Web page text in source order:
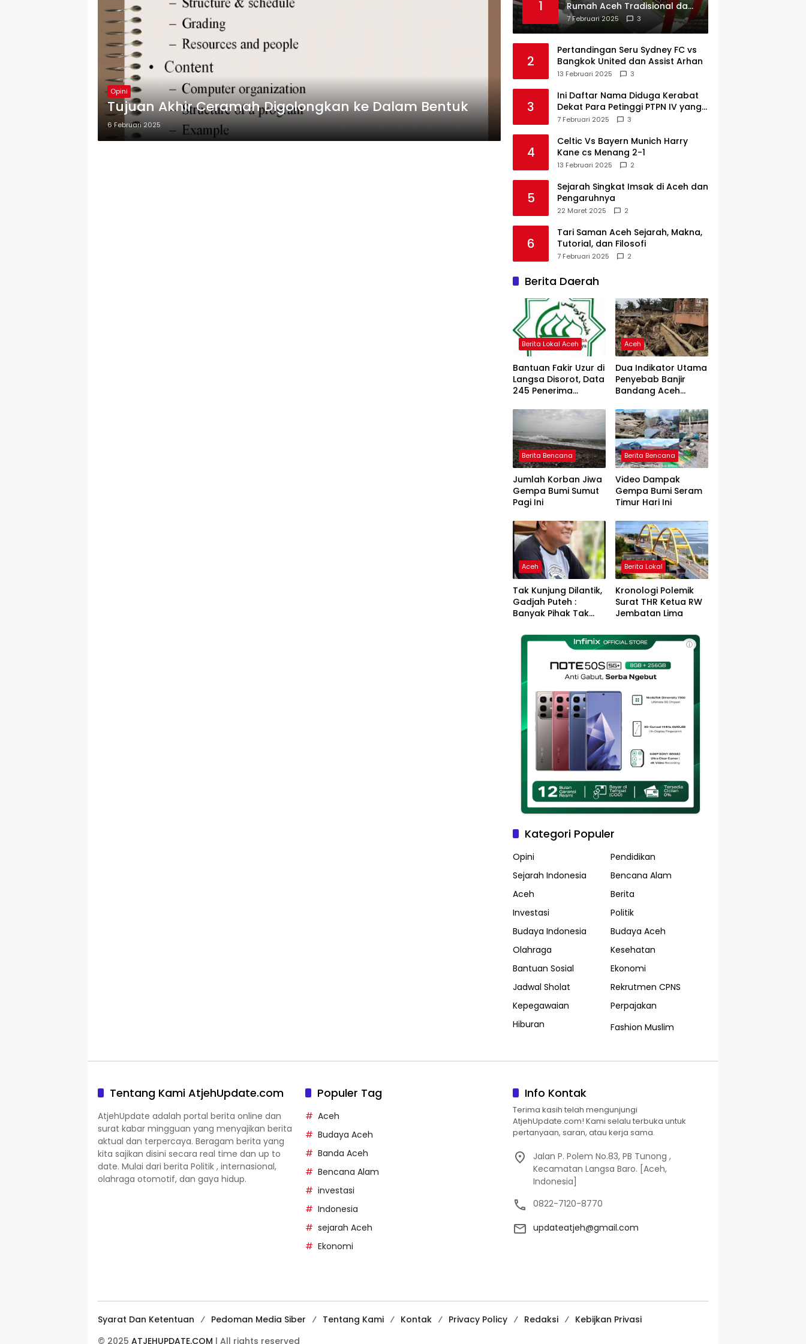
Opini
Tujuan Akhir Ceramah Digolongkan ke Dalam Bentuk
6 Februari 2025
1
Rumah Aceh Tradisional dan
Sejarah Perkembangannya
7 Februari 2025 3
2
Pertandingan Seru Sydney FC vs
Bangkok United dan Assist Arhan
13 Februari 2025 3
3
Ini Daftar Nama Diduga Kerabat
Dekat Para Petinggi PTPN IV yang
Lulus PKWT
7 Februari 2025 3
4
Celtic Vs Bayern Munich Harry
Kane cs Menang 2-1
13 Februari 2025 2
5
Sejarah Singkat Imsak di Aceh dan
Pengaruhnya
22 Maret 2025 2
6
Tari Saman Aceh Sejarah, Makna,
Tutorial, dan Filosofi
7 Februari 2025 2
Berita Daerah
Berita Lokal Aceh
Bantuan Fakir Uzur di
Langsa Disorot, Data
245 Penerima
Aceh
Dua Indikator Utama
Penyebab Banjir
Bandang Aceh
Puteh Soroti
Kerusakan DAS
Berita Bencana
Jumlah Korban Jiwa
Gempa Bumi Sumut
Pagi Ini
Berita Bencana
Video Dampak
Gempa Bumi Seram
Timur Hari Ini
Aceh
Tak Kunjung Dilantik,
Gadjah Puteh :
Banyak Pihak Tak
Jadi Pemimpin Kota
Berita Lokal
Kronologi Polemik
Surat THR Ketua RW
Jembatan Lima
ⓘ
Kategori Populer
Opini
Pendidikan
Sejarah Indonesia
Bencana Alam
Aceh
Berita
Investasi
Politik
Budaya Indonesia
Budaya Aceh
Olahraga
Kesehatan
Bantuan Sosial
Ekonomi
Jadwal Sholat
Rekrutmen CPNS
Kepegawaian
Perpajakan
Hiburan
Fashion Muslim
Tentang Kami AtjehUpdate.com
AtjehUpdate adalah portal berita online dan
surat kabar mingguan yang menyajikan berita
aktual dan terpercaya. Beragam berita yang
kita sajikan disini secara real time dan up to
date. Mulai dari berita Politik , internasional,
olahraga otomotif, dan gaya hidup.
Populer Tag
Aceh
Budaya Aceh
Banda Aceh
Bencana Alam
investasi
Indonesia
sejarah Aceh
Ekonomi
Info Kontak
Terima kasih telah mengunjungi
AtjehUpdate.com! Kami selalu terbuka untuk
pertanyaan, saran, atau kerja sama.
Jalan P. Polem No.83, PB Tunong ,
Kecamatan Langsa Baro. [Aceh,
Indonesia]
0822-7120-8770
updateatjeh@gmail.com
Syarat Dan Ketentuan Pedoman Media Siber Tentang Kami Kontak Privacy Policy Redaksi
Kebijkan Privasi
© 2025 ATJEHUPDATE.COM | All rights reserved